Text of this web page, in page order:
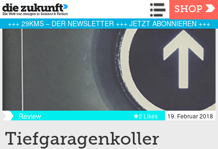
Navigation
SHOP
+++ 29KMS – DER NEWSLETTER +++ JETZT ABONNIEREN +++
Review 19. Februar 2018
2 Likes
Tiefgaragenkoller